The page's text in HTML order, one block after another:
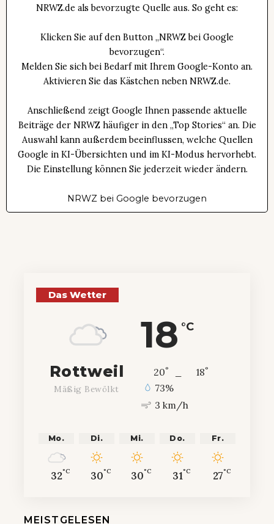
NRWZ.de als bevorzugte Quelle aus. So geht es:
Klicken Sie auf den Button „NRWZ bei Google
bevorzugen“.
Melden Sie sich bei Bedarf mit Ihrem Google-Konto an.
Aktivieren Sie das Kästchen neben NRWZ.de.
Anschließend zeigt Google Ihnen passende aktuelle
Beiträge der NRWZ häufiger in den „Top Stories“ an. Die
Auswahl kann außerdem beeinflussen, welche Quellen
Google in KI-Übersichten und im KI-Modus hervorhebt.
Die Einstellung können Sie jederzeit wieder ändern.
NRWZ bei Google bevorzugen
Das Wetter
18 °C
Rottweil
Mäßig Bewölkt
20° 18°
73%
3 km/h
Mo.
32°C
Di.
30°C
Mi.
30°C
Do.
31°C
Fr.
27°C
MEISTGELESEN